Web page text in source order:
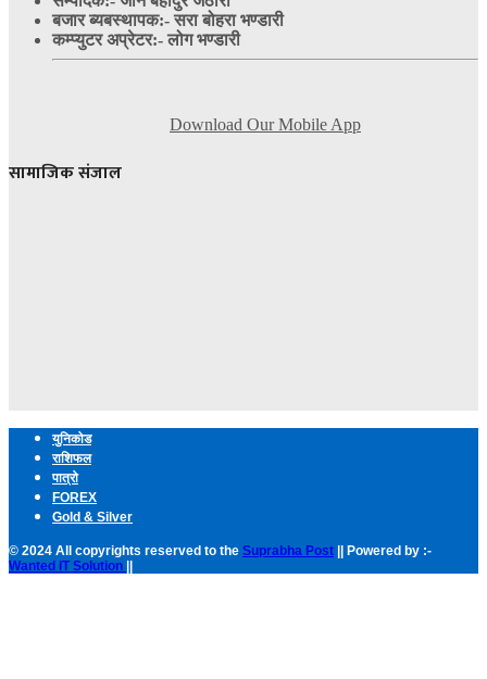
बजार ब्यबस्थापक:- सरा बोहरा भण्डारी
कम्प्युटर अप्रेटर:- लोग भण्डारी
Download Our Mobile App
सामाजिक संजाल
युनिकोड
राशिफल
पात्रो
FOREX
Gold & Silver
© 2024 All copyrights reserved to the Suprabha Post || Powered by :-
Wanted IT Solution ||